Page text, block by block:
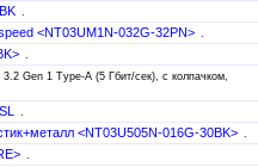
<NT03UM1N-032G-32PN>
Gen 1 Type-A (5 Гбит/сек), с колпачком,
<NT03U505N-016G-30BK>